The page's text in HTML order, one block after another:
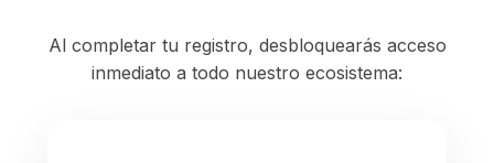
Al completar tu registro, desbloquearás acceso
inmediato a todo nuestro ecosistema: